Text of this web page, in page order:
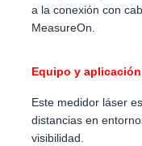
a la conexión con
MeasureOn.
Equipo y aplicación
Este medidor láser
distancias en
visibilidad.